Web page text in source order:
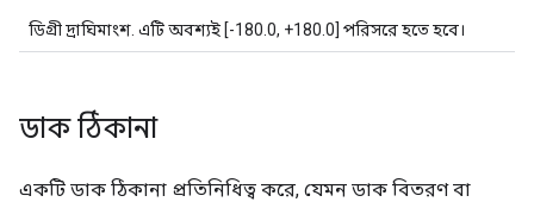
ডিগ্রী দ্রাঘিমাংশ. এটি অবশ্যই [-180.0, +180.0] পরিসরে হতে হবে।
ডাক ঠিকানা
একটি ডাক ঠিকানা প্রতিনিধিত্ব করে, যেমন ডাক বিতরণ বা